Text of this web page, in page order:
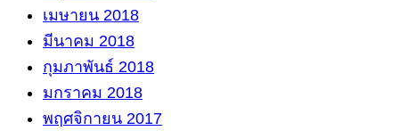
เมษายน 2018
มีนาคม 2018
กุมภาพันธ์ 2018
มกราคม 2018
พฤศจิกายน 2017